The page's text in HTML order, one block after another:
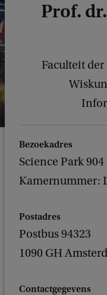
Prof.
Faculteit
Bezoekadres
Science Park 904
Kamernummer:
Postadres
Postbus 94323
1090 GH
Contactgegevens